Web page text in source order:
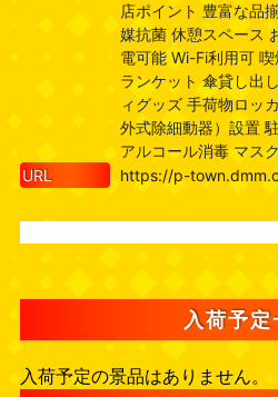
店ポイント 豊富な品
媒抗菌 休憩スペース
電可能 Wi-Fi利用可
ランケット 傘貸し出
ィグッズ 手荷物ロッ
外式除細動器）設置
アルコール消毒 マス
URL
https://p-
入荷予定
入荷予定の景品はありません。